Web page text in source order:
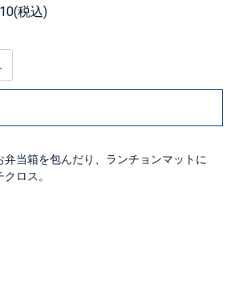
税込)
弁当箱を包んだり、ランチョンマットに
ロス。